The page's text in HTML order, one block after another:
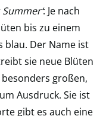
: Je nach
bis zu einem
blau. Der Name ist
sie neue Blüten
großen,
Ausdruck. Sie ist
gibt es auch eine